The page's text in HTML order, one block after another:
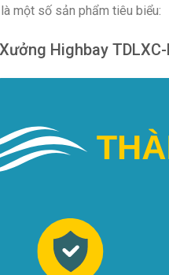
một số sản phẩm tiêu biểu:
Highbay